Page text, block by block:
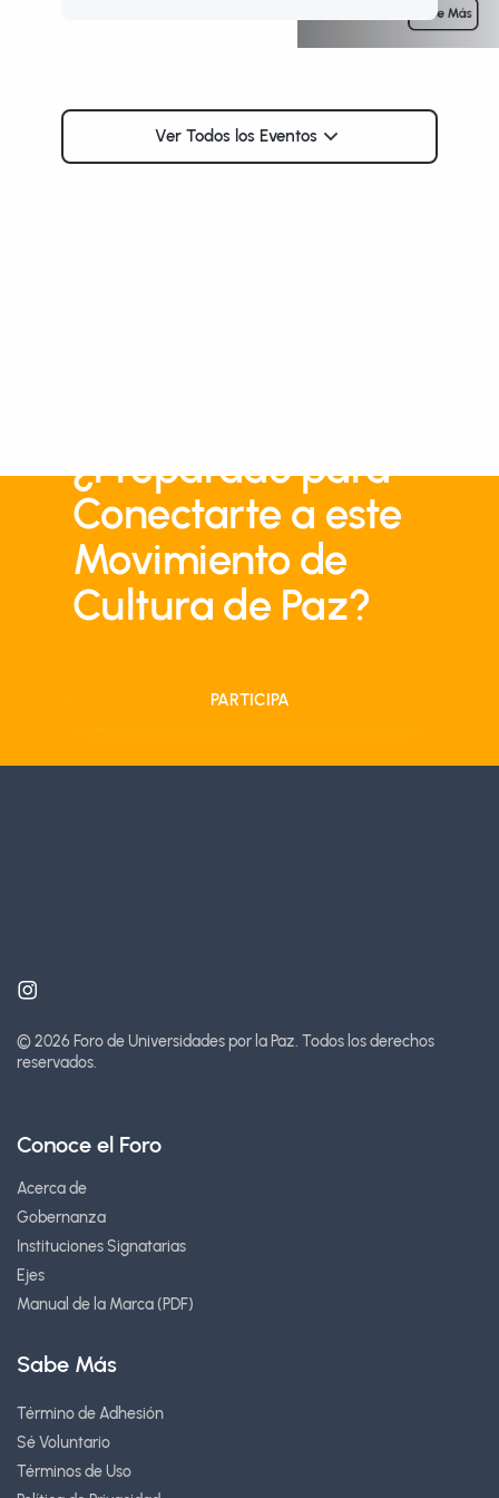
Sabe Más
Ver Todos los Eventos
¿Preparado para
Conectarte a este
Movimiento de
Cultura de Paz?
PARTICIPA
© 2026 Foro de Universidades por la Paz. Todos los derechos
reservados.
Conoce el Foro
Acerca de
Gobernanza
Instituciones Signatarias
Ejes
Manual de la Marca (PDF)
Sabe Más
Término de Adhesión
Sé Voluntario
Términos de Uso